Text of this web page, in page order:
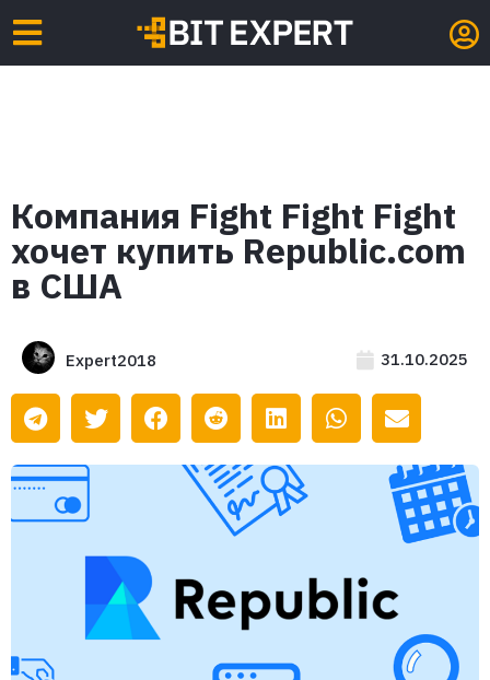
Компания Fight Fight Fight
хочет купить Republic.com
в США
Expert2018 31.10.2025